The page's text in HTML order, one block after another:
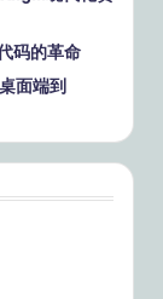
码的革命
面端到